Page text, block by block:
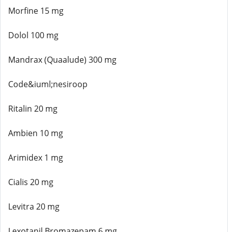
Morfine 15 mg
Dolol 100 mg
Mandrax (Quaalude) 300 mg
Code&iuml;nesiroop
Ritalin 20 mg
Ambien 10 mg
Arimidex 1 mg
Cialis 20 mg
Levitra 20 mg